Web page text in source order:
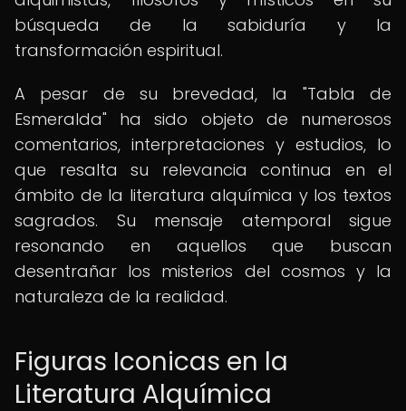
búsqueda de la sabiduría y la
transformación espiritual.
A pesar de su brevedad, la "Tabla de
Esmeralda" ha sido objeto de numerosos
comentarios, interpretaciones y estudios, lo
que resalta su relevancia continua en el
ámbito de la literatura alquímica y los textos
sagrados. Su mensaje atemporal sigue
resonando en aquellos que buscan
desentrañar los misterios del cosmos y la
naturaleza de la realidad.
Figuras Iconicas en la
Literatura Alquímica